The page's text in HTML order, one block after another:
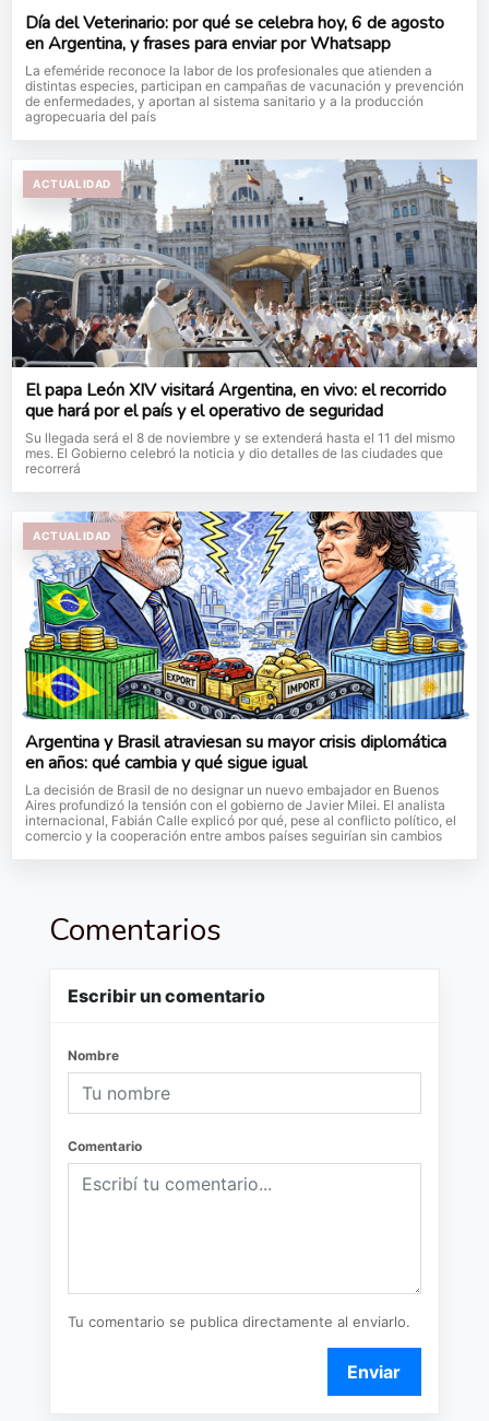
Día del Veterinario: por qué se celebra hoy, 6 de agosto
en Argentina, y frases para enviar por Whatsapp
La efeméride reconoce la labor de los profesionales que atienden a
distintas especies, participan en campañas de vacunación y prevención
de enfermedades, y aportan al sistema sanitario y a la producción
agropecuaria del país
ACTUALIDAD
El papa León XIV visitará Argentina, en vivo: el recorrido
que hará por el país y el operativo de seguridad
Su llegada será el 8 de noviembre y se extenderá hasta el 11 del mismo
mes. El Gobierno celebró la noticia y dio detalles de las ciudades que
recorrerá
ACTUALIDAD
Argentina y Brasil atraviesan su mayor crisis diplomática
en años: qué cambia y qué sigue igual
La decisión de Brasil de no designar un nuevo embajador en Buenos
Aires profundizó la tensión con el gobierno de Javier Milei. El analista
internacional, Fabián Calle explicó por qué, pese al conflicto político, el
comercio y la cooperación entre ambos países seguirían sin cambios
Comentarios
Escribir un comentario
Nombre
Comentario
Tu comentario se publica directamente al enviarlo.
Enviar